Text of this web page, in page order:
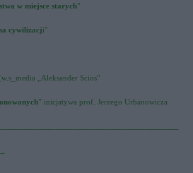
w miejsce starych"
cywilizacji"
„Aleksander Scios”
” inicjatywa prof. Jerzego Urbanowicza